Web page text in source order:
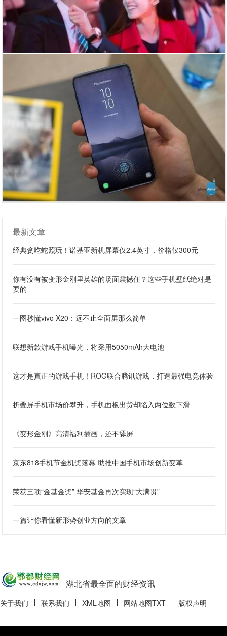
最新文章
经典贪吃蛇照玩！诺基亚新机屏幕仅2.4英寸，价格仅300元
你有没有被变形金刚里英雄的场面震撼住？这些手机壁纸绝对是
要的
一图秒懂vivo X20：远不止全面屏那么简单
联想新款游戏手机曝光，将采用5050mAh大电池
这才是真正的游戏手机！ROG联合腾讯游戏，打造最强电竞体验
折叠屏手机市场价攀升，手机面板出货却陷入两位数下滑
《变形金刚》高清福利插画，还不舔屏
京东818手机节金机奖落幕 助推中国手机市场创新变革
荣获三项“金基金奖” 华安基金再次实现“大满贯”
一篇让你看懂新形势创业方向的文章
湖北省最全面的财经资讯
关于我们 联系我们 XML地图 网站地图TXT 版权声明